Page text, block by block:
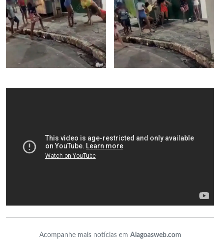
Acompanhe mais notícias em Alagoasweb.com